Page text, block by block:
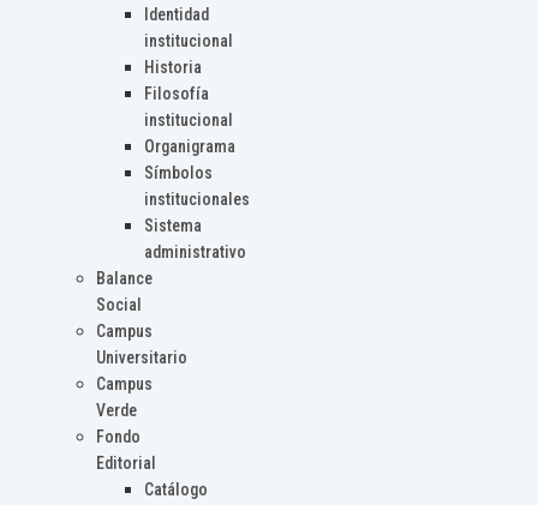
Identidad
institucional
Historia
Filosofía
institucional
Organigrama
Símbolos
institucionales
Sistema
administrativo
Balance
Social
Campus
Universitario
Campus
Verde
Fondo
Editorial
Catálogo